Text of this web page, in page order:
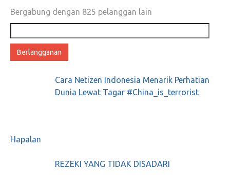
Bedah Otak Anies Terkait Ibu Kota
September 18, 2019
Di balik Pembantain Pekerja Trans-Papua,
Bergabung dengan 825 pelanggan lain
email
Cara Netizen Indonesia Menarik Perhatian
Dunia Lewat Tagar #China_is_terrorist
Hapalan
REZEKI YANG TIDAK DISADARI